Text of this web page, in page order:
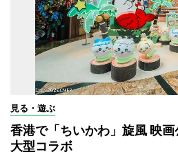
見る・遊ぶ
香港で「ちいかわ」旋風 映
大型コラボ